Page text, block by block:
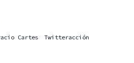
Cartes
Twitteracción